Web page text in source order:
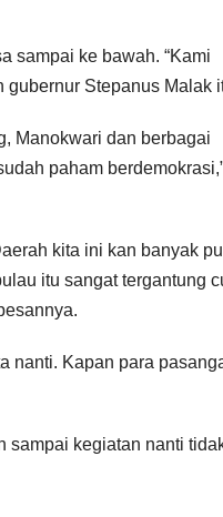
sampai ke bawah. “Kami
gubernur Stepanus Malak
Manokwari dan berbagai
paham
kita ini kan banyak
itu sangat tergantung
nanti. Kapan para
sampai kegiatan nanti